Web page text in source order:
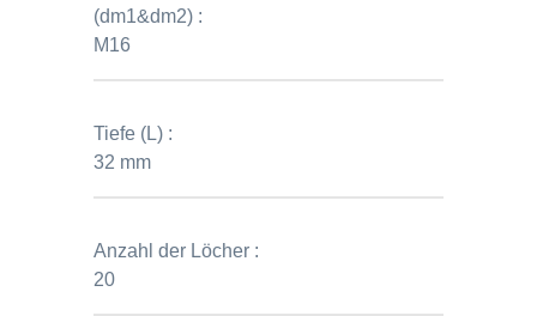
(dm1&dm2) :
M16
Tiefe (L) :
32 mm
Anzahl der Löcher :
20